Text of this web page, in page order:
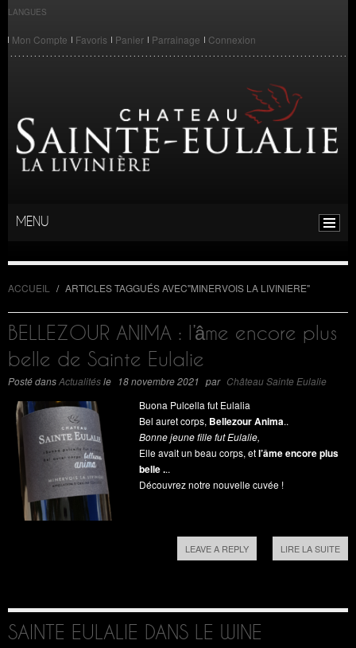
LANGUES
Mon Compte Favoris Panier Parrainage Connexion
MENU
ACCUEIL / ARTICLES TAGGUÉS AVEC"MINERVOIS LA LIVINIERE"
BELLEZOUR ANIMA : l’âme encore plus
belle de Sainte Eulalie
Posté dansActualitésle 18 novembre 2021 par Château Sainte Eulalie
Buona Pulcella fut Eulalia
Bel auret corps, Bellezour Anima..
Bonne jeune fille fut Eulalie,
Elle avait un beau corps, etl’âme encore plus
belle ...
Découvrez notre nouvelle cuvée !
LIRE LA SUITE
LEAVE A REPLY
SAINTE EULALIE DANS LE WINE